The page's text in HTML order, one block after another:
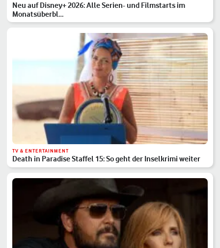
Neu auf Disney+ 2026: Alle Serien- und Filmstarts im
Monatsüberbl…
TV & ENTERTAINMENT
Death in Paradise Staffel 15: So geht der Inselkrimi weiter